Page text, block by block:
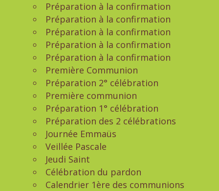
Préparation à la confirmation
Préparation à la confirmation
Préparation à la confirmation
Préparation à la confirmation
Préparation à la confirmation
Première Communion
Préparation 2° célébration
Première communion
Préparation 1° célébration
Préparation des 2 célébrations
Journée Emmaüs
Veillée Pascale
Jeudi Saint
Célébration du pardon
Calendrier 1ère des communions